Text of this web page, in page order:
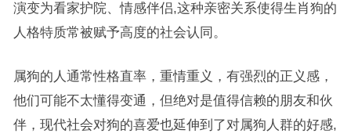
演变为看家护院、情感伴侣,这种亲密关系使得生肖狗的
人格特质常被赋予高度的社会认同。
属狗的人通常性格直率，重情重义，有强烈的正义感，
他们可能不太懂得变通，但绝对是值得信赖的朋友和伙
伴，现代社会对狗的喜爱也延伸到了对属狗人群的好感,